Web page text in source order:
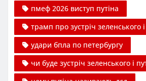
пмеф 2026 виступ путіна
трамп про зустріч зеленського і
удари бпла по петербургу
чи буде зустріч зеленського і